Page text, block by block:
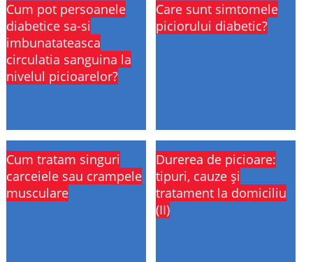
Cum pot persoanele
diabetice sa-si
imbunatateasca
circulatia sanguina la
nivelul picioarelor?
Care sunt simtomele
piciorului diabetic?
Cum tratam singuri
carceiele sau crampele
musculare
Durerea de picioare:
tipuri, cauze și
tratament la domiciliu
(II)